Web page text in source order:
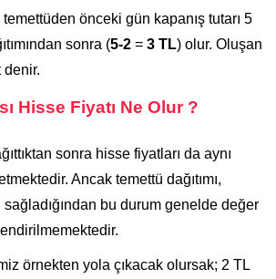
önceki gün kapanış tutarı 5
sonra (5-2 = 3 TL) olur. Oluşan
denir.
Hisse Fiyatı Ne Olur ?
sonra hisse fiyatları da aynı
Ancak temettü dağıtımı,
bu durum genelde değer
örnekten yola çıkacak olursak; 2 TL